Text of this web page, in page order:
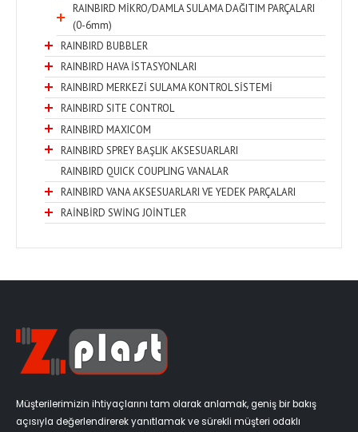
RAINBIRD MİKRO/DAMLA SULAMA DAĞITIM PARÇALARI
(0-6mm)
RAINBIRD BUBBLER
RAINBIRD HAVA İSTASYONLARI
RAINBIRD MERKEZİ SULAMA KONTROL SİSTEMİ
RAINBIRD SITE CONTROL
RAINBIRD MAXICOM
RAINBIRD SPREY BAŞLIK AKSESUARLARI
RAINBIRD QUICK COUPLING VANALAR
RAINBIRD VANA AKSESUARLARI VE YEDEK PARÇALARI
RAİNBİRD SWİNG JOİNTLER
Müşterilerimizin ihtiyaçlarını tam olarak anlamak, geniş bir bakış
açısıyla değerlendirerek yanıtlamak ve sürekli müşteri odaklı